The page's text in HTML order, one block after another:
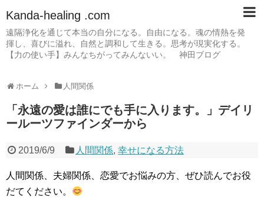
Kanda-healing .com
遠隔浄化を通じて本当の自分になる。自由になる。魂の情熱を発
揮し、喜びに溢れ、自然と調和して生きる。思考が現実化する。
【力の使い手】みんなちがってみんないい。 神田ブログ
ホーム 人間関係
「永遠の愛は誰にでも手に入ります。」デイリ
ールーツファインダーから
2019/6/9 人間関係,幸せになる方法
人間関係、夫婦関係、恋愛でお悩みの方、ぜひ読んでお役
だてください。